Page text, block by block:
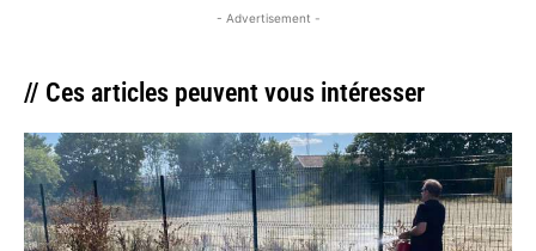
- Advertisement -
// Ces articles peuvent vous intéresser